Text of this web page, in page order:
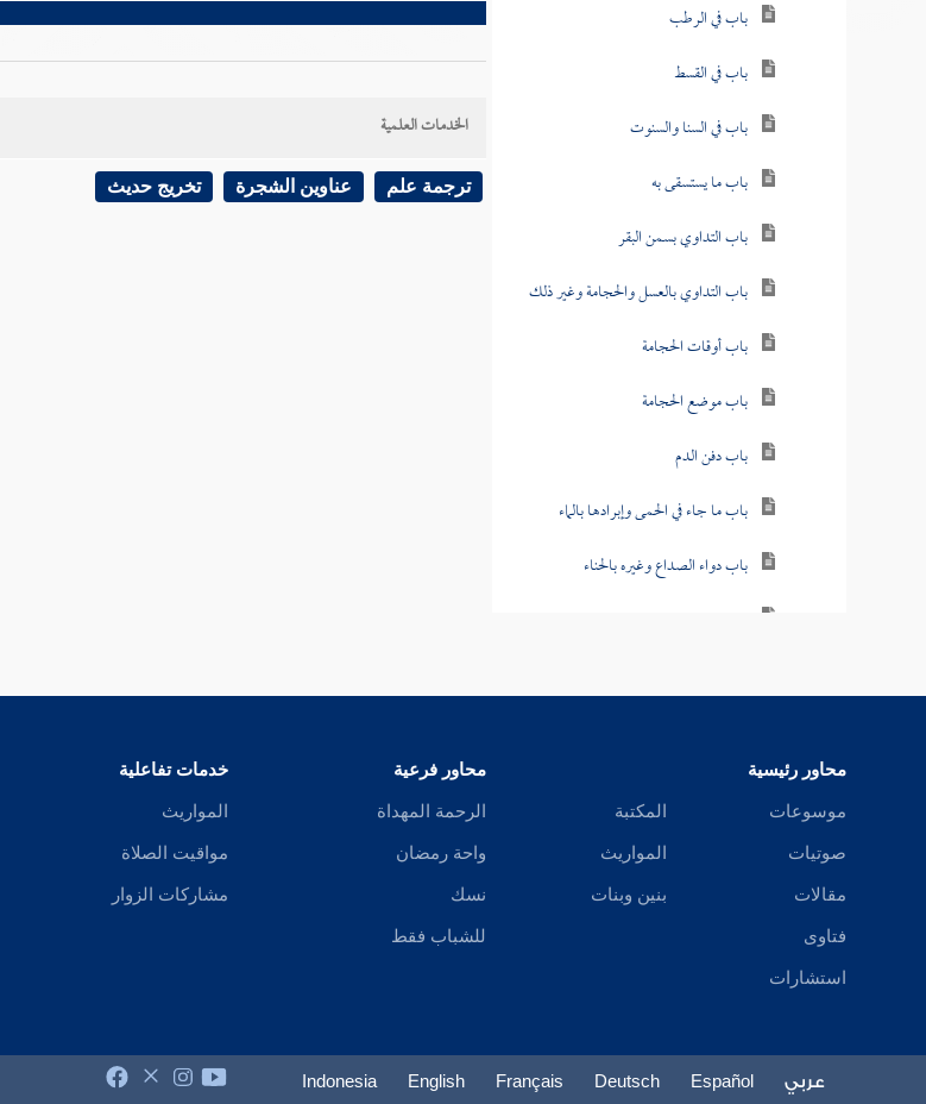
باب في الرطب
باب في القسط
باب في السنا والسنوت
باب ما يستسقى به
باب التداوي بسمن البقر
باب التداوي بالعسل والحجامة وغير ذلك
باب أوقات الحجامة
باب موضع الحجامة
باب دفن الدم
باب ما جاء في الحمى وإبرادها بالماء
باب دواء الصداع وغيره بالحناء
باب غمز الظهر من الألم
باب فيما يشتهيه المريض
باب بط الورم
الخدمات العلمية
ترجمة علم عناوين الشجرة تخريج حديث
محاور رئيسية
موسوعات
صوتيات
مقالات
فتاوى
استشارات
المكتبة
المواريث
بنين وبنات
محاور فرعية
الرحمة المهداة
واحة رمضان
نسك
للشباب فقط
خدمات تفاعلية
المواريث
مواقيت الصلاة
مشاركات الزوار
عربي Español
Deutsch
Français
English
Indonesia